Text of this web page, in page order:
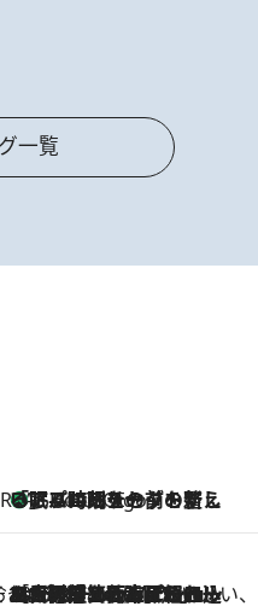
一覧
CHOICE
8 Hours Ago
「眠る時刻をセットする」——眠りの前を整える、バルミューダの新しいアプローチ
おこの関西おいしい、おやつ紀行
2026.8.9
［大阪府箕面市］一皿一皿目の前で仕上げられる、料理を巧みに組み込んだアシェットデセールコース「ミチル アシェット デセール（Michiru assiette dessert）」